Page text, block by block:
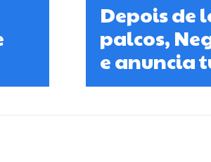
Depois de
palcos,
e anuncia